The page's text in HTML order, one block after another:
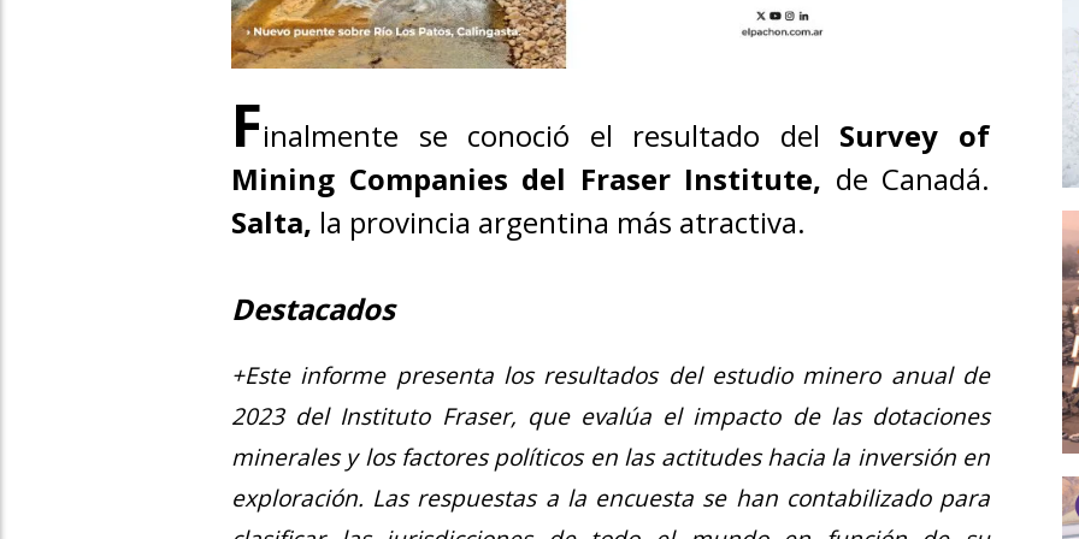
Finalmente se conoció el resultado del Survey of
Mining Companies del Fraser Institute, de Canadá.
Salta, la provincia argentina más atractiva.
Destacados
+Este informe presenta los resultados del estudio minero anual de
2023 del Instituto Fraser, que evalúa el impacto de las dotaciones
minerales y los factores políticos en las actitudes hacia la inversión en
exploración. Las respuestas a la encuesta se han contabilizado para